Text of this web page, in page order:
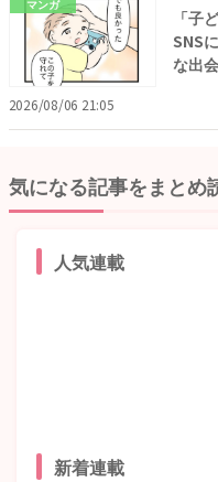
マンガ
「子
SNS
な出
2026/08/06 21:05
気になる記事をまとめ
人気連載
新着連載